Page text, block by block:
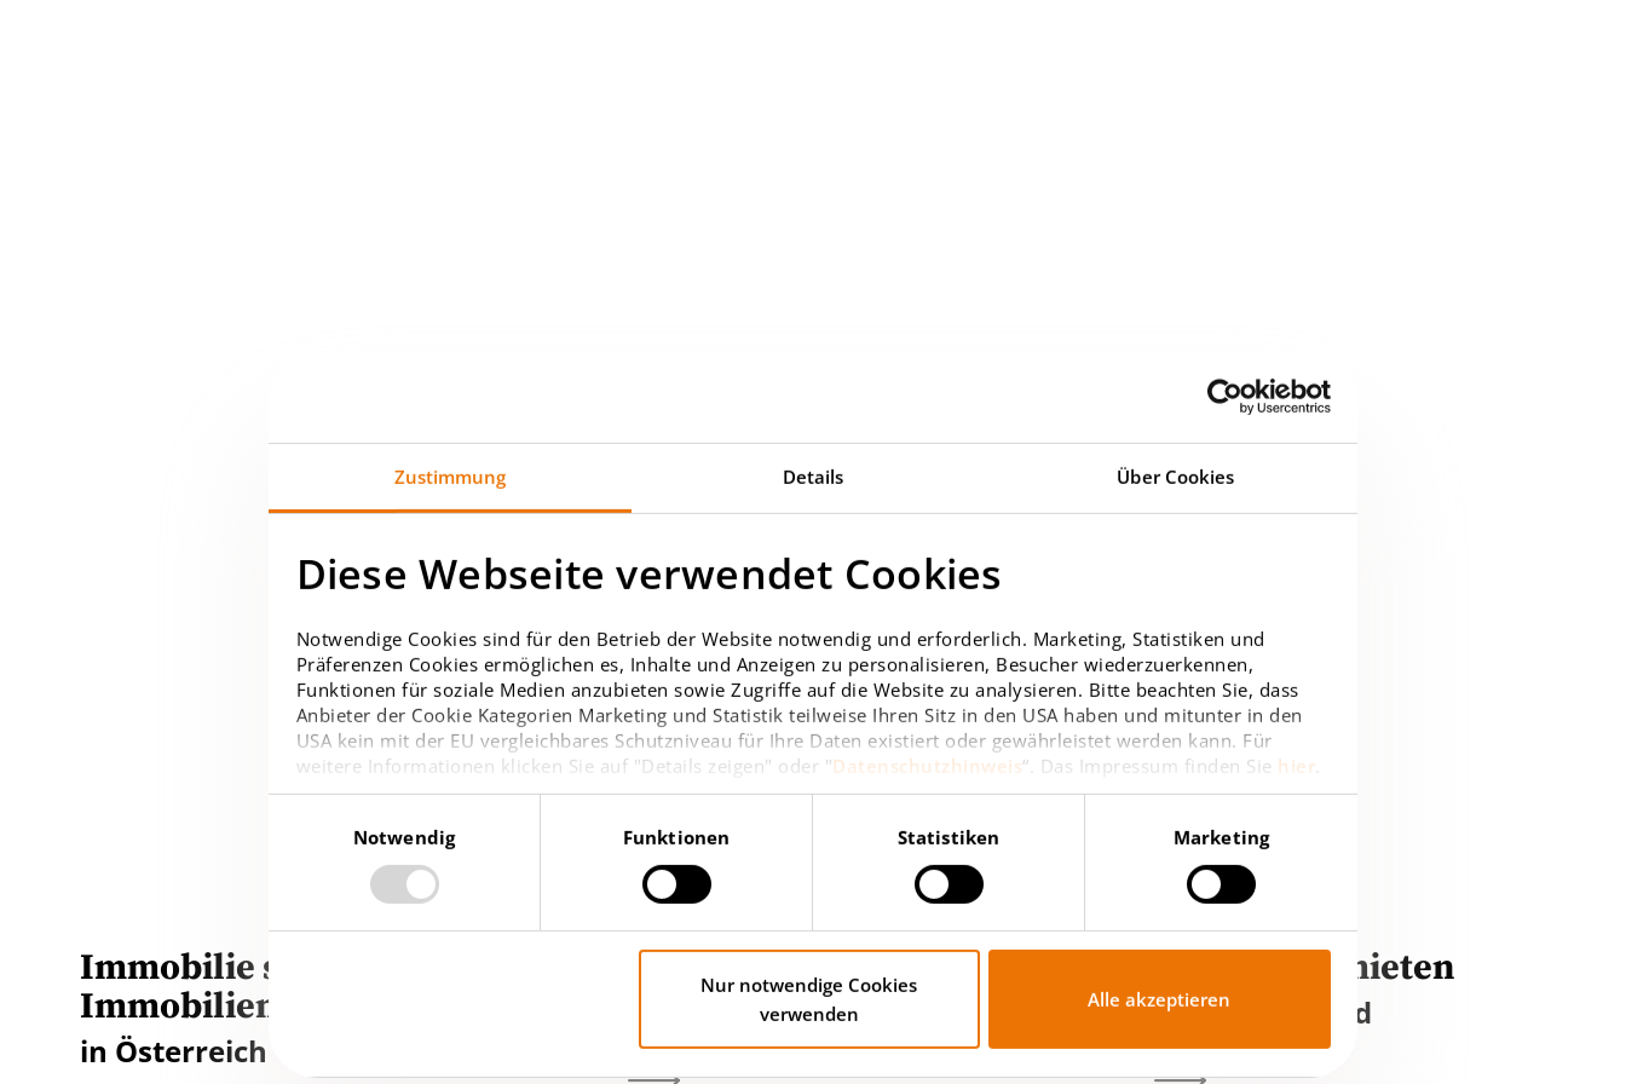
Zustimmung Details Über Cookies
Diese Webseite verwendet Cookies
Notwendige Cookies sind für den Betrieb der Website notwendig und erforderlich. Marketing, Statistiken und
Präferenzen Cookies ermöglichen es, Inhalte und Anzeigen zu personalisieren, Besucher wiederzuerkennen,
Funktionen für soziale Medien anzubieten sowie Zugriffe auf die Website zu analysieren. Bitte beachten Sie, dass
Anbieter der Cookie Kategorien Marketing und Statistik teilweise Ihren Sitz in den USA haben und mitunter in den
USA kein mit der EU vergleichbares Schutzniveau für Ihre Daten existiert oder gewährleistet werden kann. Für
weitere Informationen klicken Sie auf "Details zeigen" oder "Datenschutzhinweis“. Das Impressum finden Sie hier
Notwendig
Funktionen Statistiken Marketing
Nur notwendige Cookies
verwenden
Alle akzeptieren
Immobilie suchen /
Immobilienmanagement
in Österreich
Immobilie kaufen
in Deutschland
Immobilie mieten
in Deutschland